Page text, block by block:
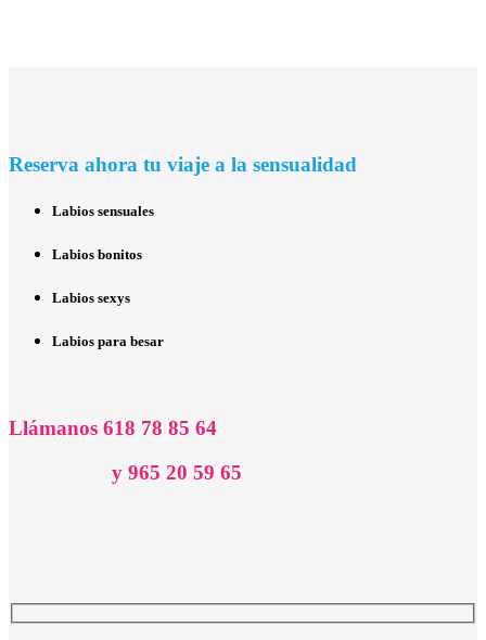
Reserva ahora tu viaje a la sensualidad
Labios sensuales
Labios bonitos
Labios sexys
Labios para besar
Llámanos 618 78 85 64
y 965 20 59 65